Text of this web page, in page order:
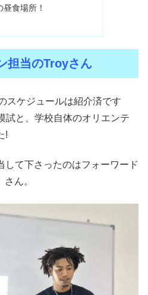
食場所！
担当のTroyさん
スケジュールは紹介済です
試と、学校自体のオリエンテ
!
して下さったのはフォーワード
ん。